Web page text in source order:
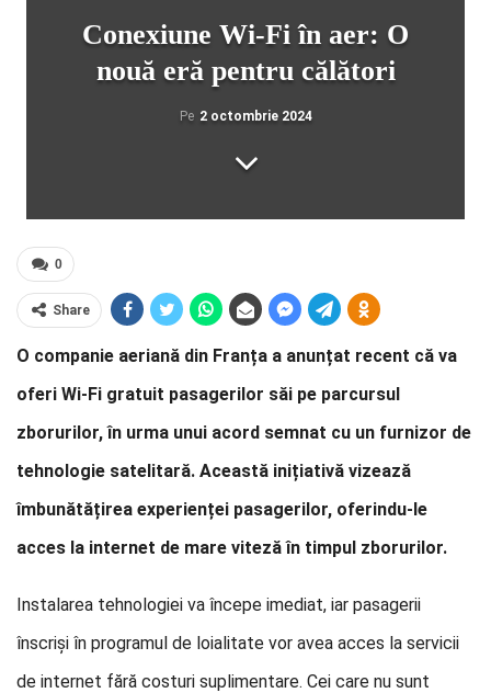
Conexiune Wi-Fi în aer: O
nouă eră pentru călători
Pe 2 octombrie 2024
0
Share
O companie aeriană din Franța a anunțat recent că va
oferi Wi-Fi gratuit pasagerilor săi pe parcursul
zborurilor, în urma unui acord semnat cu un furnizor de
tehnologie satelitară. Această inițiativă vizează
îmbunătățirea experienței pasagerilor, oferindu-le
acces la internet de mare viteză în timpul zborurilor.
Instalarea tehnologiei va începe imediat, iar pasagerii
înscriși în programul de loialitate vor avea acces la servicii
de internet fără costuri suplimentare. Cei care nu sunt